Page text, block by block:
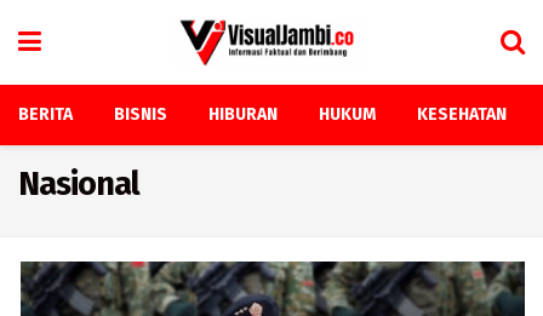
BERITA BISNIS HIBURAN HUKUM KESEHATAN
Nasional